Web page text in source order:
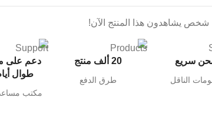
شخص يشاهدون هذا المنتج الآن!
سريع
الناقل
20 ألف منتج
طرق الدفع
دعم على
طوال
مكتب